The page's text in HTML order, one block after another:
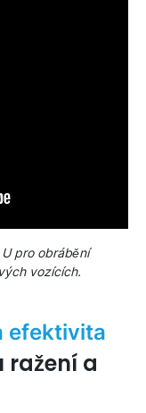
pro obrábění
vozících.
efektivita
ražení a